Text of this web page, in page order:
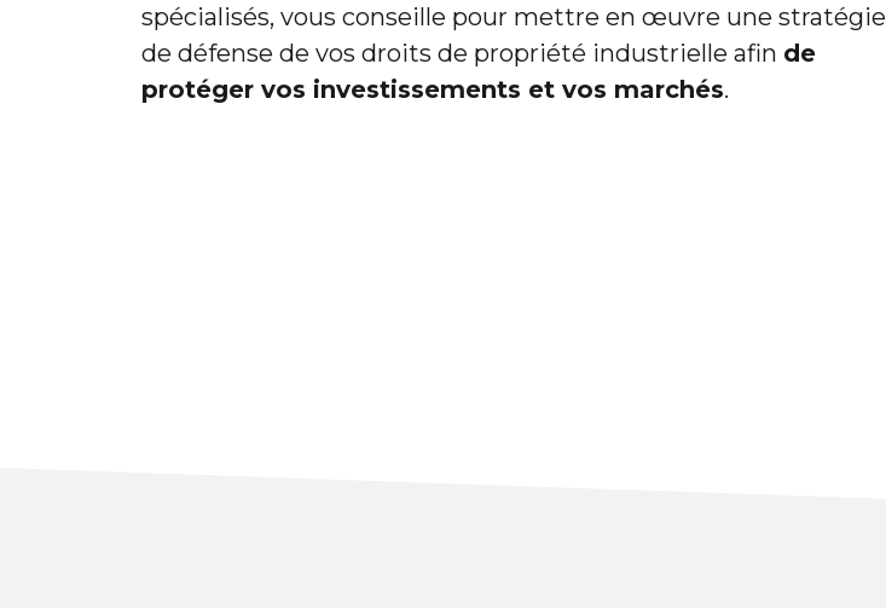
spécialisés, vous conseille pour mettre en œuvre une stratégie
de défense de vos droits de propriété industrielle afin de
protéger vos investissements et vos marchés.